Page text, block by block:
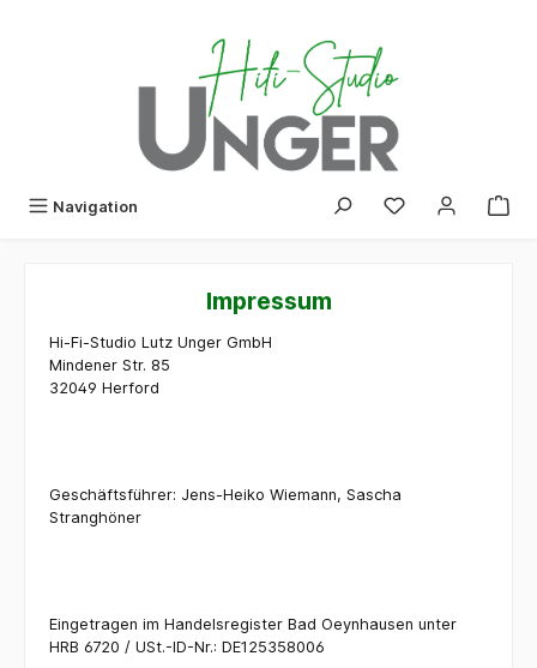
Navigation Du hast 0
Impressum
Hi-Fi-Studio Lutz Unger GmbH
Mindener Str. 85
32049 Herford
Geschäftsführer: Jens-Heiko Wiemann, Sascha
Stranghöner
Eingetragen im Handelsregister Bad Oeynhausen unter
HRB 6720 / USt.-ID-Nr.: DE125358006